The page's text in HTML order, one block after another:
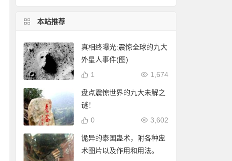
本站推荐
真相终曝光:震惊全球的九大
外星人事件(图)
1,674
1
盘点震惊世界的九大未解之
谜！
3,602
0
诡异的泰国蛊术，附各种盅
术图片以及作用和用法。